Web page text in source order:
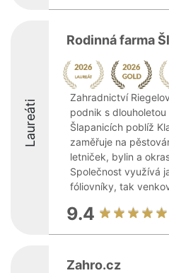
Laureáti
Rodinná farma
Zahradnictví
podnik s
Šlapanicích poblíž
zaměřuje na
letniček, bylin a
Společnost využívá
fóliovníky, tak
9.4
Zahro.cz